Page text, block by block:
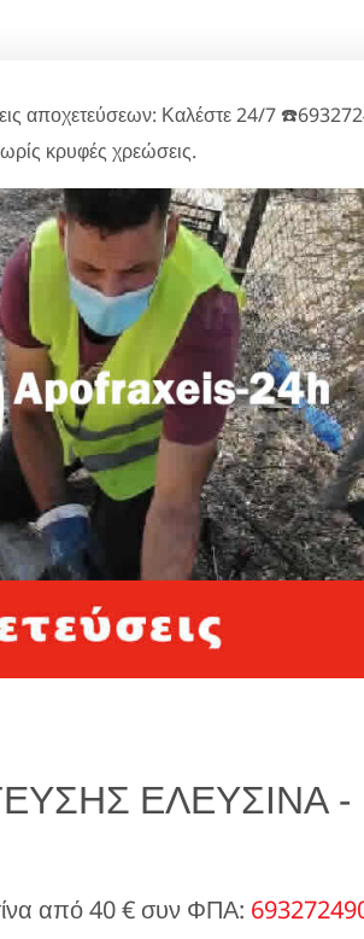
αποχετεύσεων: Καλέστε 24/7
κρυφές χρεώσεις.
ΕΛΕΥΣΙΝΑ -
από 40 € συν ΦΠΑ: